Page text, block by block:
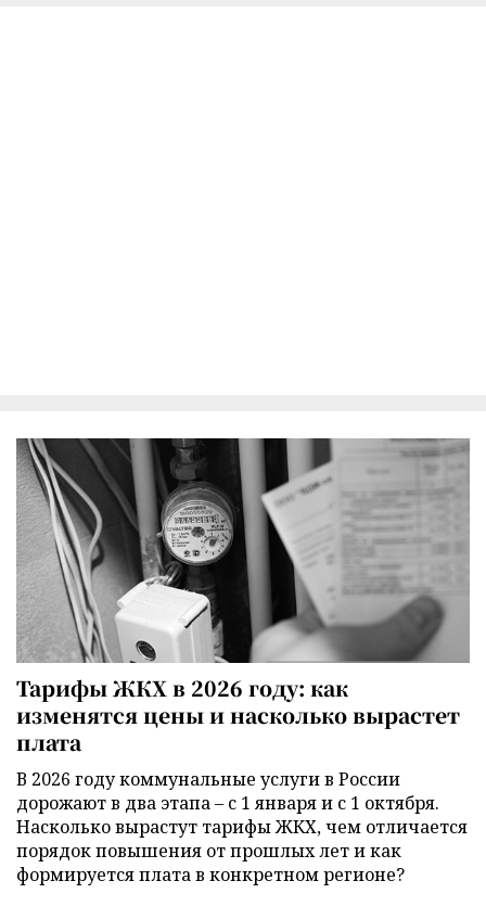
Тарифы ЖКХ в 2026 году: как
изменятся цены и насколько вырастет
плата
В 2026 году коммунальные услуги в России
дорожают в два этапа – с 1 января и с 1 октября.
Насколько вырастут тарифы ЖКХ, чем отличается
порядок повышения от прошлых лет и как
формируется плата в конкретном регионе?